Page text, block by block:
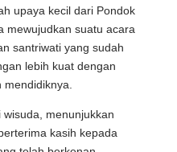
upaya kecil dari Pondok
mewujudkan suatu acara
santriwati yang sudah
lebih kuat dengan
menunjukkan
kasih kepada